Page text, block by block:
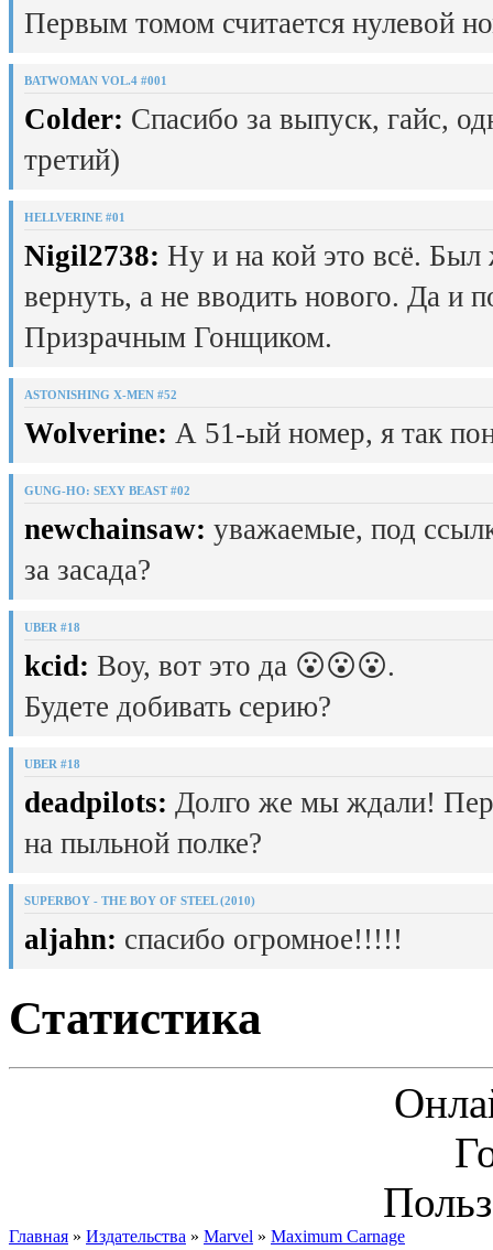
Первым томом считается нулевой
BATWOMAN VOL.4 #001
Colder: Спасибо за выпуск, гайс,
третий)
HELLVERINE #01
Nigil2738: Ну и на кой это всё.
вернуть, а не вводить нового. Да и
Призрачным Гонщиком.
ASTONISHING X-MEN #52
Wolverine: А 51-ый номер, я так
GUNG-HO: SEXY BEAST #02
newchainsaw: уважаемые, под
за засада?
UBER #18
kcid: Воу, вот это да 😮😮😮.
Будете добивать серию?
UBER #18
deadpilots: Долго же мы ждали!
на пыльной полке?
SUPERBOY - THE BOY OF STEEL (2010)
aljahn: спасибо огромное!!!!!
Статистика
Главная » Издательства » Marvel » Maximum Carnage